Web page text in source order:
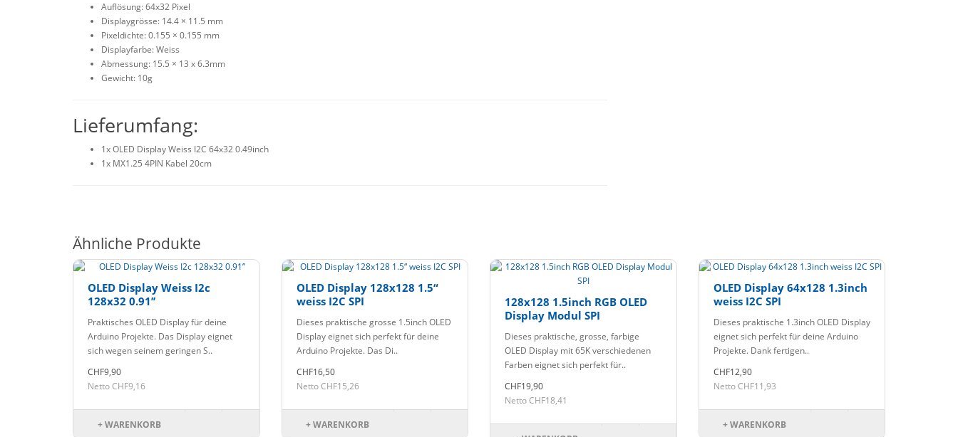
Auflösung: 64x32 Pixel
Displaygrösse: 14.4 × 11.5 mm
Pixeldichte: 0.155 × 0.155 mm
Displayfarbe: Weiss
Abmessung: 15.5 × 13 x 6.3mm
Gewicht: 10g
Lieferumfang:
1x OLED Display Weiss I2C 64x32 0.49inch
1x MX1.25 4PIN Kabel 20cm
Ähnliche Produkte
OLED Display Weiss I2c
128x32 0.91’’
Praktisches OLED Display für deine
Arduino Projekte. Das Display eignet
sich wegen seinem geringen S..
CHF9,90
Netto CHF9,16
+ WARENKORB
OLED Display 128x128 1.5“
weiss I2C SPI
Dieses praktische grosse 1.5inch OLED
Display eignet sich perfekt für deine
Arduino Projekte. Das Di..
CHF16,50
Netto CHF15,26
+ WARENKORB
128x128 1.5inch RGB OLED
Display Modul SPI
Dieses praktische, grosse, farbige
OLED Display mit 65K verschiedenen
Farben eignet sich perfekt für..
CHF19,90
Netto CHF18,41
OLED Display 64x128 1.3inch
weiss I2C SPI
Dieses praktische 1.3inch OLED Display
eignet sich perfekt für deine Arduino
Projekte. Dank fertigen..
CHF12,90
Netto CHF11,93
+ WARENKORB